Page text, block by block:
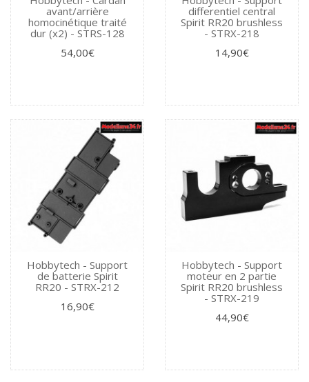
avant/arrière
homocinétique traité
dur (x2) - STRS-128
54,00€
differentiel central
Spirit RR20 brushless
- STRX-218
14,90€
Hobbytech - Support
de batterie Spirit
RR20 - STRX-212
16,90€
Hobbytech - Support
moteur en 2 partie
Spirit RR20 brushless
- STRX-219
44,90€